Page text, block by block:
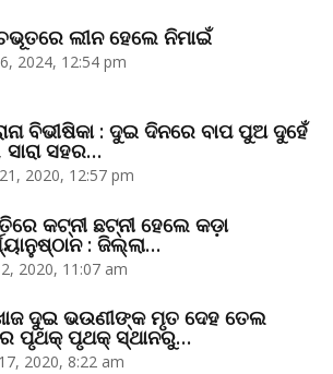
ଲୀନ ହେଲେ ନିମାଇଁ
2024, 12:54 pm
ବିଭୀଷିକା : ଦୁଇ ଦିନରେ ବାପ ପୁଅ ଦୁହେଁ
ସହର…
2020, 12:57 pm
କଟ୍‌ନୀ ଛଟ୍‌ନୀ ହେଲେ କଡ଼ା
: ଜିଲ୍ଲା…
2020, 11:07 am
ଦୁଇ ଭଉଣୀଙ୍କ ମୃତ ଦେହ ତେଲ
ପୃଥକ୍‌ ପୃଥକ୍‌ ସ୍ଥାନରୁ…
2020, 8:22 am